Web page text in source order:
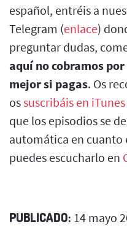
español, entréis a
Telegram (enlace)
preguntar dudas,
aquí no cobramos
mejor si pagas. Os
ossuscribáis en iTunes
que los episodios se
automática en cuanto
puedes escucharlo en
PUBLICADO: 14 mayo